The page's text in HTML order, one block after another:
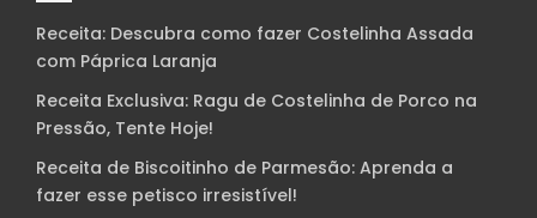
Receita: Descubra como fazer Costelinha Assada
com Páprica Laranja
Receita Exclusiva: Ragu de Costelinha de Porco na
Pressão, Tente Hoje!
Receita de Biscoitinho de Parmesão: Aprenda a
fazer esse petisco irresistível!